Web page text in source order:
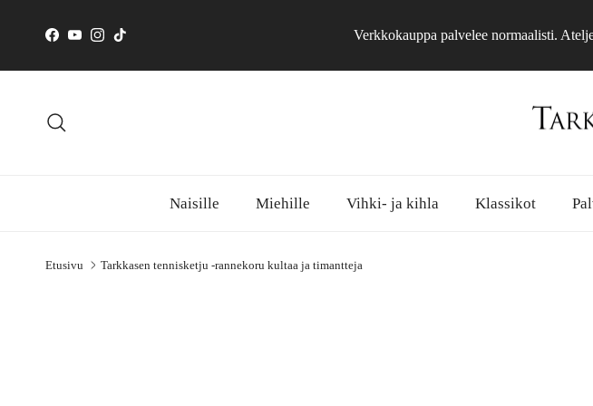
Facebook
YouTube
Instagram
TikTok Verkkokauppa palvelee normaalisti.
Naisille Miehille Vihki- ja kihla Klassikot
Etusivu Tarkkasen tennisketju -rannekoru kultaa ja timantteja